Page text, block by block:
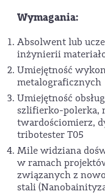
Wymagania:
Absolwent lub
inżynierii
Umiejętność
metalograficznych
Umiejętność
szlifierko-polerka,
twardościomierz,
tribotester T05
Mile widziana
w ramach
związanych z
stali